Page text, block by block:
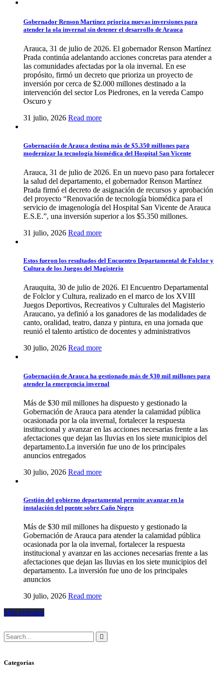
Gobernador Renson Martínez prioriza nuevas inversiones para
atender la ola invernal sin detener el desarrollo de Arauca
Arauca, 31 de julio de 2026. El gobernador Renson Martínez
Prada continúa adelantando acciones concretas para atender a
las comunidades afectadas por la ola invernal. En ese
propósito, firmó un decreto que prioriza un proyecto de
inversión por cerca de $2.000 millones destinado a la
intervención del sector Los Piedrones, en la vereda Campo
Oscuro y
31 julio, 2026 Read more
Gobernación de Arauca destina más de $5.350 millones para
modernizar la tecnología biomédica del Hospital San Vicente
Arauca, 31 de julio de 2026. En un nuevo paso para fortalecer
la salud del departamento, el gobernador Renson Martínez
Prada firmó el decreto de asignación de recursos y aprobación
del proyecto “Renovación de tecnología biomédica para el
servicio de imagenología del Hospital San Vicente de Arauca
E.S.E.”, una inversión superior a los $5.350 millones.
31 julio, 2026 Read more
Estos fueron los resultados del Encuentro Departamental de Folclor y
Cultura de los Juegos del Magisterio
Arauquita, 30 de julio de 2026. El Encuentro Departamental
de Folclor y Cultura, realizado en el marco de los XVIII
Juegos Deportivos, Recreativos y Culturales del Magisterio
Araucano, ya definió a los ganadores de las modalidades de
canto, oralidad, teatro, danza y pintura, en una jornada que
reunió el talento artístico de docentes y administrativos
30 julio, 2026 Read more
Gobernación de Arauca ha gestionado más de $30 mil millones para
atender la emergencia invernal
Más de $30 mil millones ha dispuesto y gestionado la
Gobernación de Arauca para atender la calamidad pública
ocasionada por la ola invernal, fortalecer la respuesta
institucional y avanzar en las acciones necesarias frente a las
afectaciones que dejan las lluvias en los siete municipios del
departamento.La inversión fue uno de los principales
anuncios entregados
30 julio, 2026 Read more
Gestión del gobierno departamental permite avanzar en la
instalación del puente sobre Caño Negro
Más de $30 mil millones ha dispuesto y gestionado la
Gobernación de Arauca para atender la calamidad pública
ocasionada por la ola invernal, fortalecer la respuesta
institucional y avanzar en las acciones necesarias frente a las
afectaciones que dejan las lluvias en los siete municipios del
departamento. La inversión fue uno de los principales
anuncios
30 julio, 2026 Read more
Más entradas
Categorías